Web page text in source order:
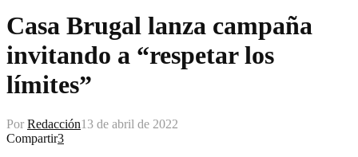
Casa Brugal lanza campaña
invitando a “respetar los
límites”
Por Redacción13 de abril de 2022
Compartir3